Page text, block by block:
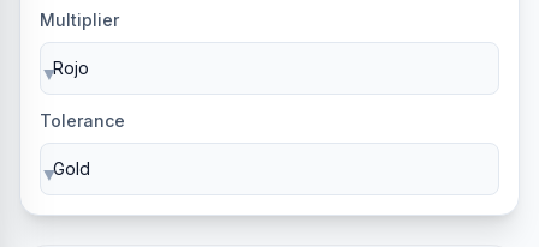
Multiplier
▼
Tolerance
▼